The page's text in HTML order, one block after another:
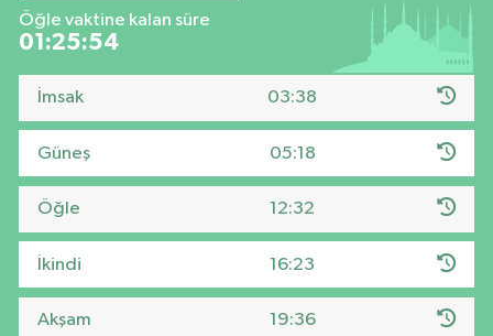
Öğle vaktine kalan süre
01:25:54
İmsak 03:38
Güneş 05:18
Öğle 12:32
İkindi 16:23
Akşam 19:36